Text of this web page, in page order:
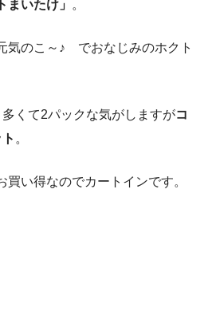
まいたけ」 。
気のこ～♪ でおなじみのホクト
くて2パックな気がしますがコ
。
買い得なのでカートインです。